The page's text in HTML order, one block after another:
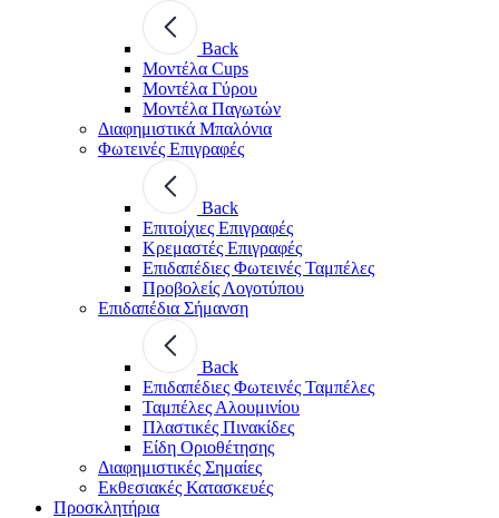
Back
Μοντέλα Cups
Μοντέλα Γύρου
Μοντέλα Παγωτών
Διαφημιστικά Μπαλόνια
Φωτεινές Επιγραφές
Back
Επιτοίχιες Επιγραφές
Κρεμαστές Επιγραφές
Επιδαπέδιες Φωτεινές Ταμπέλες
Προβολείς Λογοτύπου
Επιδαπέδια Σήμανση
Back
Επιδαπέδιες Φωτεινές Ταμπέλες
Ταμπέλες Αλουμινίου
Πλαστικές Πινακίδες
Είδη Οριοθέτησης
Διαφημιστικές Σημαίες
Εκθεσιακές Κατασκευές
Προσκλητήρια